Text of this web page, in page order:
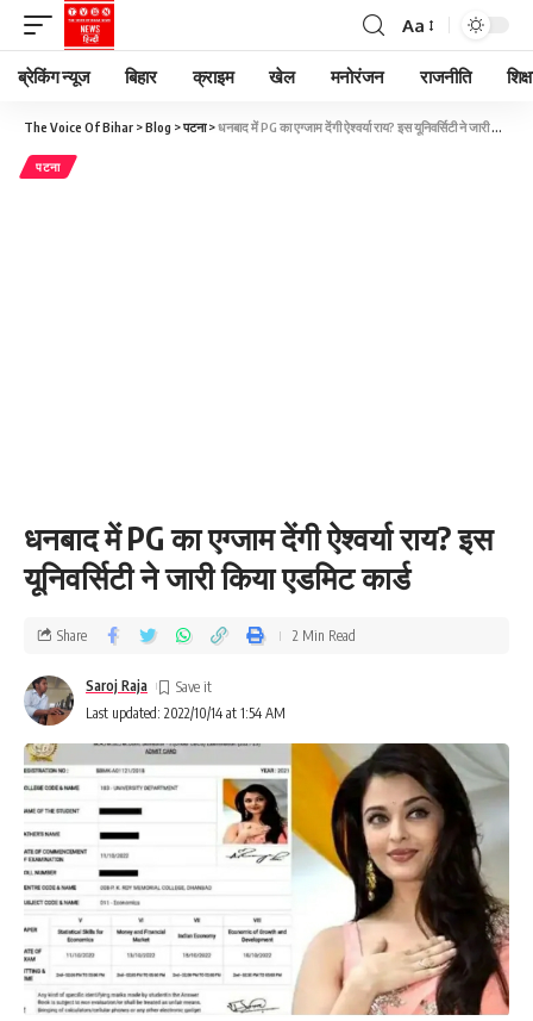
Aa
ब्रेकिंग न्यूज बिहार क्राइम खेल मनोरंजन राजनीति
The Voice Of Bihar >Blog >पटना>धनबाद में PG का एग्जाम देंगी ऐश्वर्या राय? इस यूनिवर्सिटी ने जारी किया एडमिट कार्ड
पटना
धनबाद में PG का एग्जाम देंगी ऐश्वर्या राय? इस
यूनिवर्सिटी ने जारी किया एडमिट कार्ड
Last updated: 2022/10/14 at 1:54 AM
Saroj Raja
Share 2 Min Read